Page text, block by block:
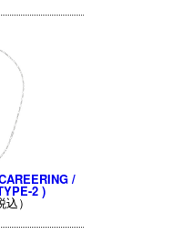
/
2 )
）